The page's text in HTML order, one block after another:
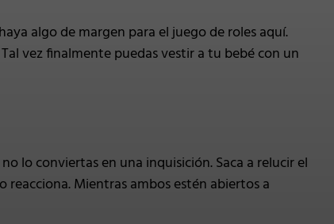
algo de margen para el juego de roles aquí.
vez finalmente puedas vestir a tu bebé con un
lo conviertas en una inquisición. Saca a relucir el
Mientras ambos estén abiertos a